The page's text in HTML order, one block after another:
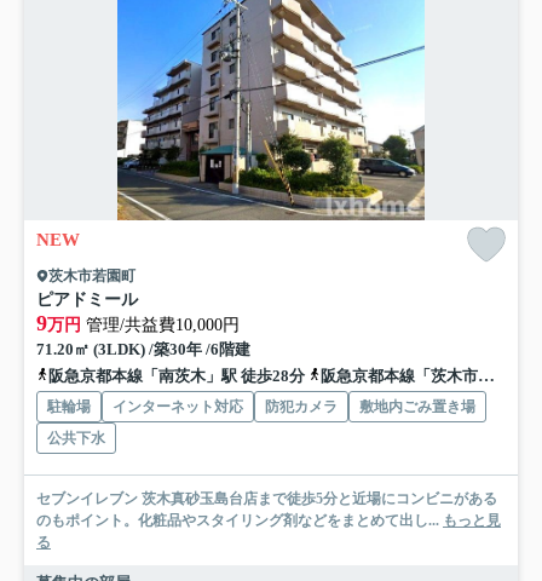
NEW
茨木市若園町
ピアドミール
9万円 管理/共益費10,000円
71.20㎡ (3LDK) /築30年 /6階建
阪急京都本線「南茨木」駅 徒歩28分
阪急京都本線「茨木市」駅 徒歩29分
駐輪場 インターネット対応 防犯カメラ
敷地内ごみ置き場
公共下水
セブンイレブン 茨木真砂玉島台店まで徒歩5分と近場にコンビニがある
のもポイント。化粧品やスタイリング剤などをまとめて出し... もっと見
る